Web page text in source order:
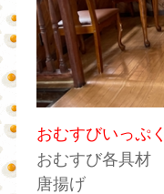
おむすびいっぷ
おむすび各具材
唐揚げ